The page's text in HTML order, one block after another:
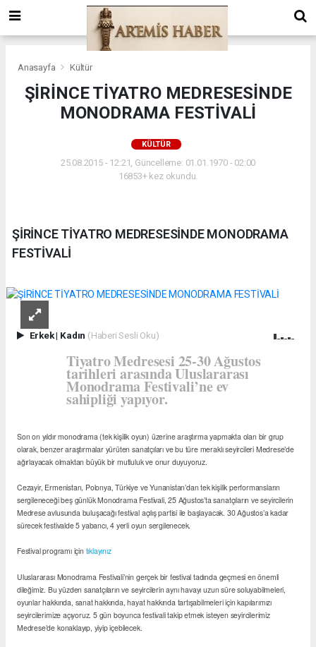
Anasayfa Kültür
ŞİRİNCE TİYATRO MEDRESESİNDE
MONODRAMA FESTİVALİ
KÜLTÜR
25.08.2015 - 12:21, Güncelleme: 01.01.1970 - 02:00
16853+ kez okundu.
ŞİRİNCE TİYATRO MEDRESESİNDE MONODRAMA
FESTİVALİ
Erkek| Kadın (Haberi Sesli Oku)
Tiyatro Medresesi 25-30 Ağustos
tarihleri arasında Uluslararası
Monodrama Festivali’ne ev
sahipliği yapıyor.
Son on yıldır monodrama (tek kişilik oyun) üzerine araştırma yapmakta olan bir grup
olarak, benzer araştırmalar yürüten sanatçıları ve bu türe meraklı seyircileri Medrese’de
ağırlayacak olmaktan büyük bir mutluluk ve onur duyuyoruz.
Cezayir, Ermenistan, Polonya, Türkiye ve Yunanistan’dan tek kişilik performansların
sergileneceği beş günlük Monodrama Festivali, 25 Ağustos’ta sanatçıların ve seyircilerin
Medrese avlusunda buluşacağı festival açılış partisi ile başlayacak. 30 Ağustos’a kadar
sürecek festivalde 5 yabancı, 4 yerli oyun sergilenecek.
Festival programı için tıklayınız
Uluslararası Monodrama Festivali’nin gerçek bir festival tadında geçmesi en önemli
dileğimiz. Bu yüzden sanatçıların ve seyircilerin aynı havayı uzun süre soluyabilmeleri,
oyunlar hakkında, sanat hakkında, hayat hakkında tartışabilmeleri için kapılarımızı
seyircilerimize açıyoruz. 5 gün boyunca festivali takip etmek isteyen seyircilerimiz
Medrese’de konaklayıp, yiyip içebilecek.